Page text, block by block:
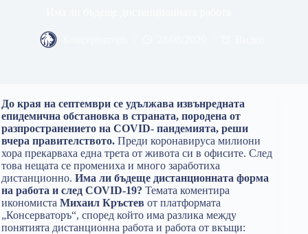
До края на септември се удължава извънредната
епидемична обстановка в страната, породена от
разпространението на COVID- пандемията, реши
вчера правителството. Преди коронавируса милиони
хора прекарваха една трета от живота си в офисите. След
това нещата се промениха и много заработиха
дистанционно. Има ли бъдеще дистанционната форма
на работа и след COVID-19? Темата коментира
икономиста Михаил Кръстев от платформата
„Консерваторъ“, според който има разлика между
понятията дистанционна работа и работа от вкъщи: